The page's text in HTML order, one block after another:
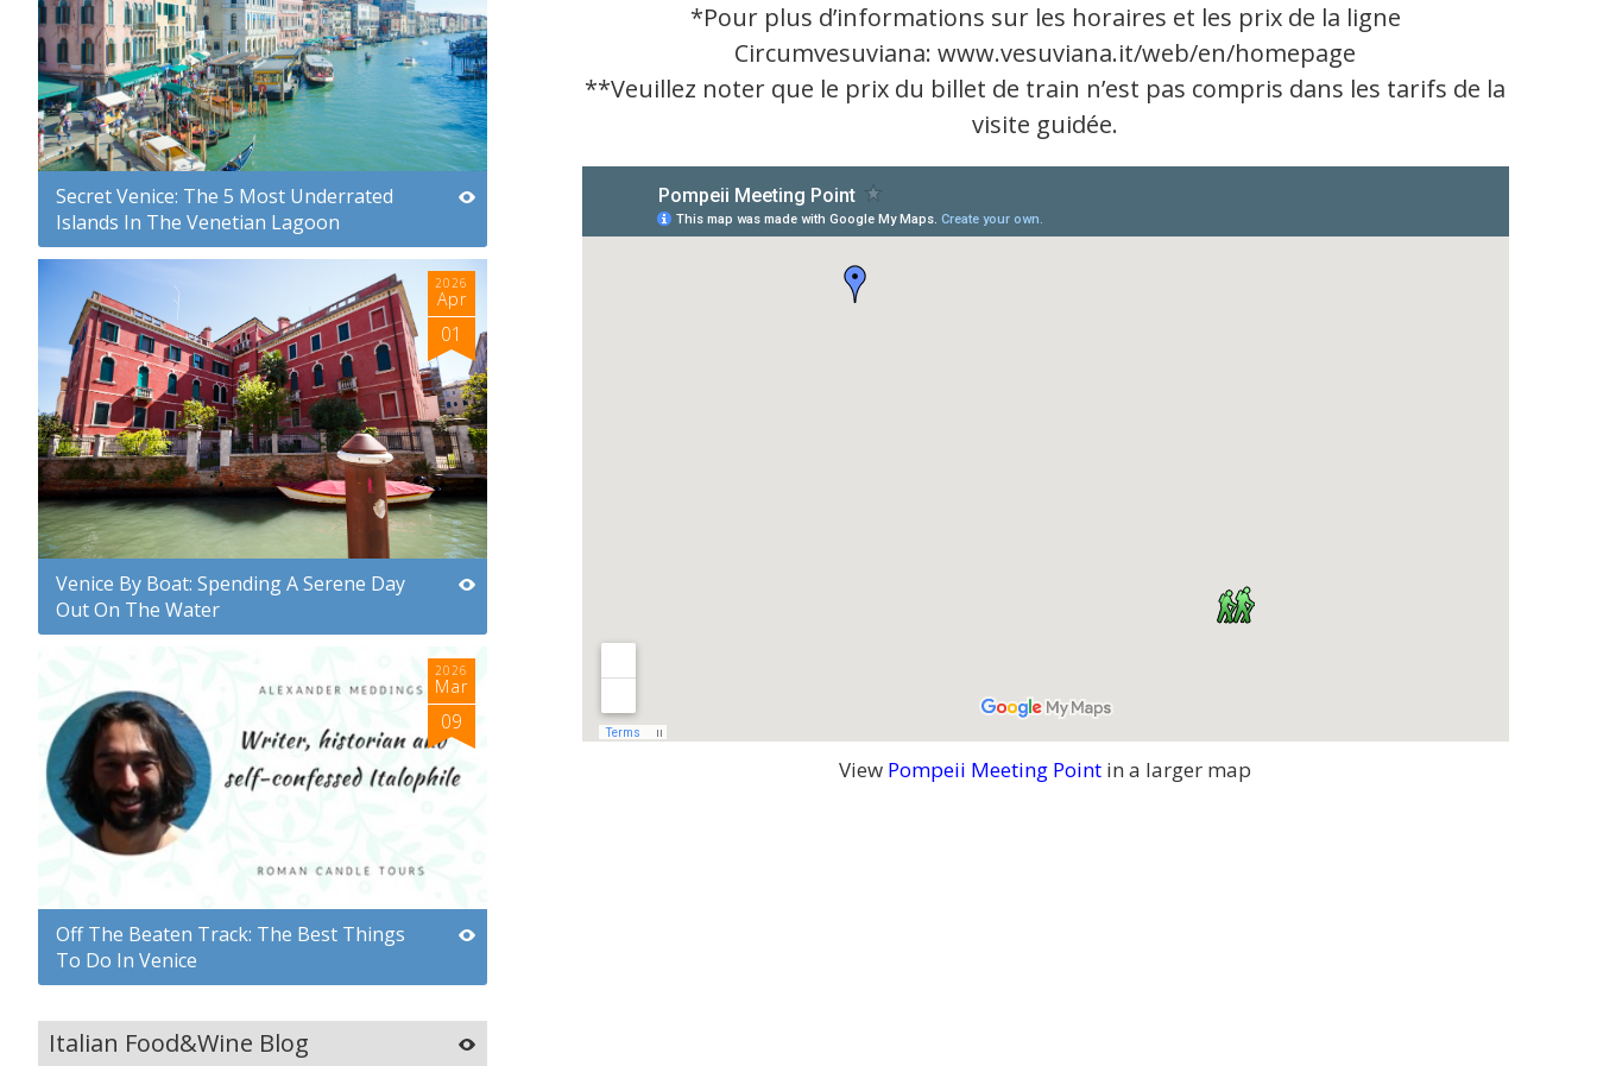
Secret Venice: The 5 Most Underrated
Islands In The Venetian Lagoon
2026
Apr
01
Venice By Boat: Spending A Serene Day
Out On The Water
2026
Mar
09
Off The Beaten Track: The Best Things
To Do In Venice
Italian Food&Wine Blog
*Pour plus d’informations sur les horaires et les prix de la ligne
Circumvesuviana:www.vesuviana.it/web/en/homepage
**Veuillez noter que le prix du billet de train n’est pas compris dans les tarifs de la
visite guidée.
View Pompeii Meeting Point in a larger map